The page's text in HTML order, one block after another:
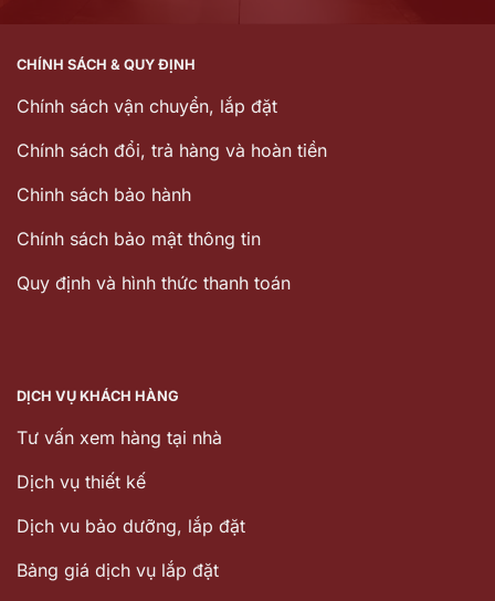
CHÍNH SÁCH & QUY ĐỊNH
Chính sách vận chuyển, lắp đặt
Chính sách đổi, trả hàng và hoàn tiền
Chinh sách bảo hành
Chính sách bảo mật thông tin
Quy định và hình thức thanh toán
DỊCH VỤ KHÁCH HÀNG
Tư vấn xem hàng tại nhà
Dịch vụ thiết kế
Dịch vu bảo dưỡng, lắp đặt
Bảng giá dịch vụ lắp đặt